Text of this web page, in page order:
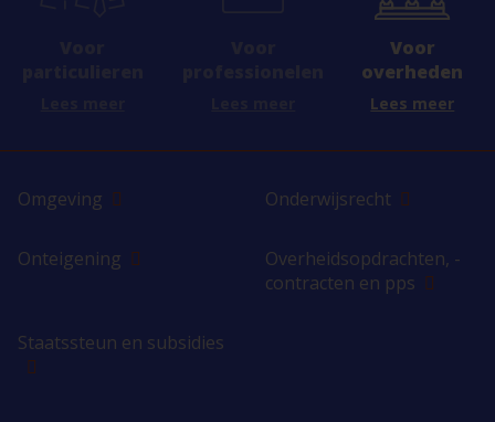
Voor
overheden
Lees meer
Omgeving Onderwijsrecht
Onteigening
Overheidsopdrachten, -
contracten en pps
Staatssteun en subsidies